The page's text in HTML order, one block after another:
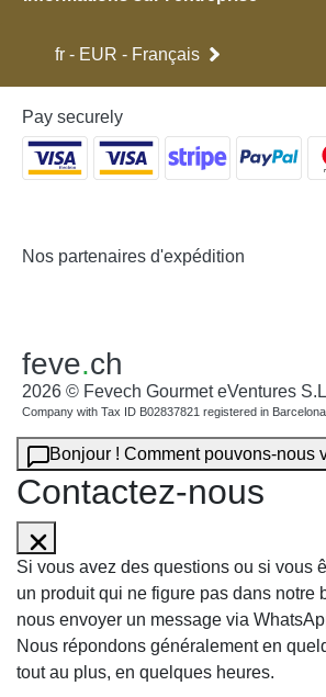
fr - EUR - Français
Pay securely
Nos partenaires d'expédition
feve.ch
2026 © Fevech Gourmet eVentures
Company with Tax ID B02837821 registered in Barcelona
Bonjour ! Comment pouvons-nous
Contactez-nous
Si vous avez des questions ou si vous
un produit qui ne figure pas dans notre
nous envoyer un message via
Nous répondons généralement en
tout au plus, en quelques heures.